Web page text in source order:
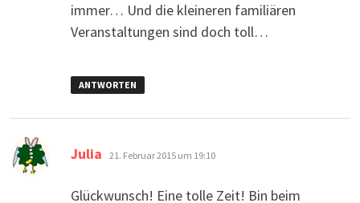
immer… Und die kleineren familiären
Veranstaltungen sind doch toll…
ANTWORTEN
Julia sagt:
21. Februar 2015 um 19:10
Glückwunsch! Eine tolle Zeit! Bin beim